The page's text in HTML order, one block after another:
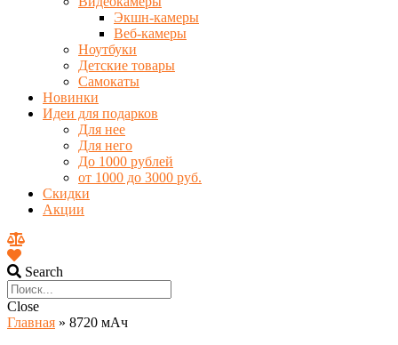
Экшн-камеры
Веб-камеры
Ноутбуки
Детские товары
Самокаты
Новинки
Идеи для подарков
Для нее
Для него
До 1000 рублей
от 1000 до 3000 руб.
Скидки
Акции
Search
Close
Главная » 8720 мАч